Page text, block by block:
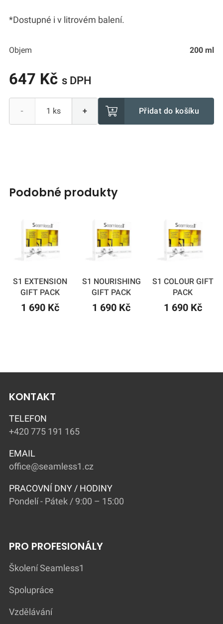
*Dostupné i v litrovém balení.
Objem 200 ml
647 Kč s DPH
- + Přidat do košíku
podobné produkty
S1 EXTENSION
GIFT PACK
1 690 Kč
S1 NOURISHING
GIFT PACK
1 690 Kč
S1 COLOUR GIFT
PACK
1 690 Kč
KONTAKT
TELEFON
+420 775 191 165
EMAIL
office@seamless1.cz
PRACOVNÍ DNY / HODINY
Pondelí - Pátek / 9:00 – 15:00
PRO PROFESIONÁLY
Školení Seamless1
Spolupráce
Vzdělávání